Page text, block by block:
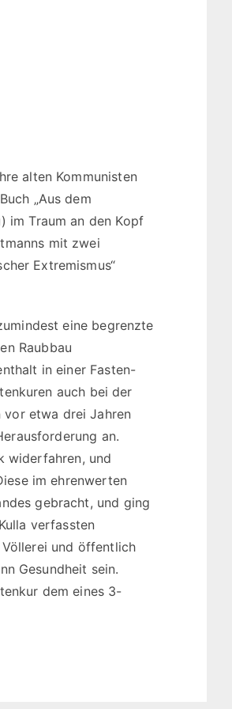
alten Kommunisten
„Aus dem
im Traum an den Kopf
mit zwei
Extremismus“
eine begrenzte
Raubbau
in einer Fasten-
auch bei der
vor etwa drei Jahren
an.
widerfahren, und
im ehrenwerten
gebracht, und ging
verfassten
Völlerei und öffentlich
Gesundheit sein.
dem eines 3-